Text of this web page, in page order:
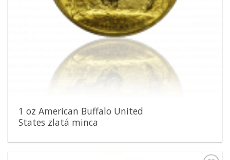
1 oz American Buffalo United
States zlatá minca